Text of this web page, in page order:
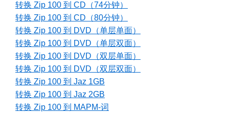
转换 Zip 100 到 CD（74分钟）
转换 Zip 100 到 CD（80分钟）
转换 Zip 100 到 DVD（单层单面）
转换 Zip 100 到 DVD（单层双面）
转换 Zip 100 到 DVD（双层单面）
转换 Zip 100 到 DVD（双层双面）
转换 Zip 100 到 Jaz 1GB
转换 Zip 100 到 Jaz 2GB
转换 Zip 100 到 MAPM-词